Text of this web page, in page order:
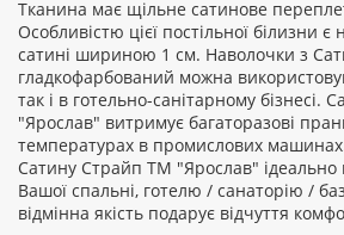
Тканина має щільне сатинове
Особливістю цієї постільної білизни є
сатині шириною 1 см. Наволочки з
гладкофарбований можна
так і в готельно-санітарному бізнесі.
"Ярослав" витримує багаторазові
температурах в промислових
Сатину Страйп ТМ "Ярослав" ідеально
Вашої спальні, готелю / санаторію /
відмінна якість подарує відчуття
ПРОДОВЖИТИ